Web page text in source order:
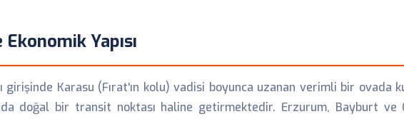
Yapısı
girişinde Karasu (Fırat'ın kolu) vadisi boyunca uzanan verimli bir
doğal bir transit noktası haline getirmektedir. Erzurum, Bayburt